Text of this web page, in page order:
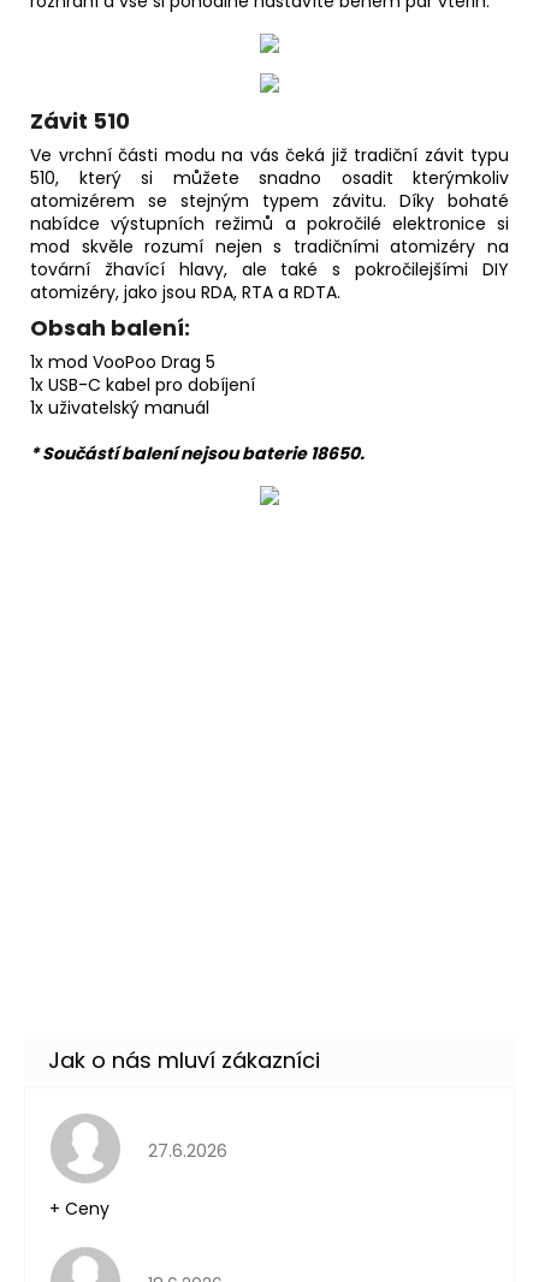
Závit 510
Ve vrchní části modu na vás čeká již tradiční závit typu
510, který si můžete snadno osadit kterýmkoliv
atomizérem se stejným typem závitu. Díky bohaté
nabídce výstupních režimů a pokročilé elektronice si
mod skvěle rozumí nejen s tradičními atomizéry na
tovární žhavící hlavy, ale také s pokročilejšími DIY
atomizéry, jako jsou RDA, RTA a RDTA.
Obsah balení:
1x mod VooPoo Drag 5
1x USB-C kabel pro dobíjení
1x uživatelský manuál
* Součástí balení nejsou baterie 18650.
Hodnocení obchodu je 5 z 5 hvězdiček.
27.6.2026
+ Ceny